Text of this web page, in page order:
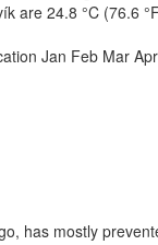
24.8 °C (76.6
Jan Feb Mar
mostly